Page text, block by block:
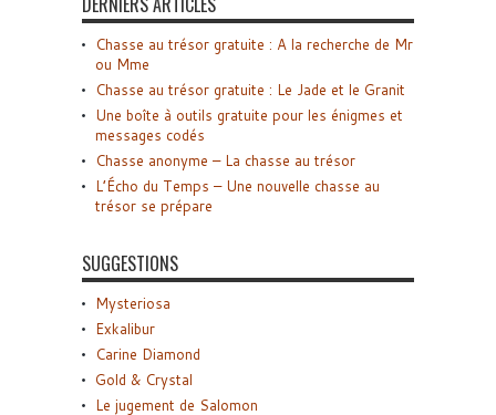
Chasse au trésor gratuite : A la recherche de Mr
ou Mme
Chasse au trésor gratuite : Le Jade et le Granit
Une boîte à outils gratuite pour les énigmes et
messages codés
Chasse anonyme – La chasse au trésor
L’Écho du Temps – Une nouvelle chasse au
trésor se prépare
SUGGESTIONS
Mysteriosa
Exkalibur
Carine Diamond
Gold & Crystal
Le jugement de Salomon